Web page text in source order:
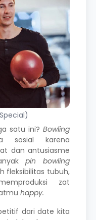
satu ini? Bowling
sosial karena
dan antusiasme
pin bowling
fleksibilitas tubuh,
zat
happy.
dari date kita